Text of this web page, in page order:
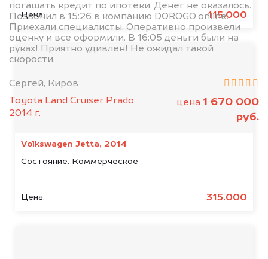
Цена: 115.000
Volkswagen Jetta, 2014
Состояние: Коммерческое
Цена: 315.000
погашать кредит по ипотеки. Денег не оказалось.
Позвонил в 15:26 в компанию DOROGO.online.
Приехали специалисты. Оперативно произвели
оценку и все оформили. В 16:05 деньги были на
руках! Приятно удивлен! Не ожидал такой
скорости.
Сергей, Киров
Toyota Land Cruiser Prado
2014 г.
цена 1 670 000
руб.